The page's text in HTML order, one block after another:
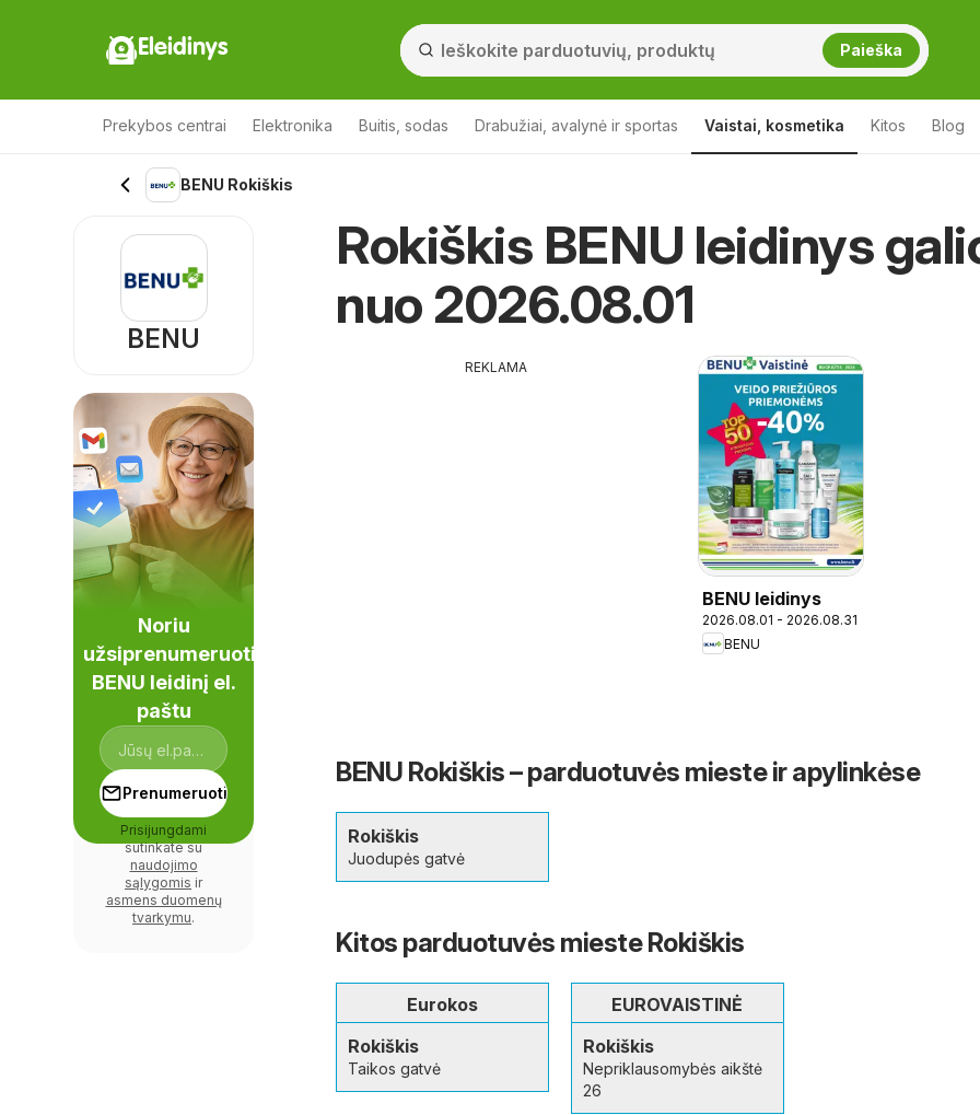
Eleidinys Paieška
Prekybos centrai Elektronika Buitis, sodas Drabužiai, avalynė ir sportas Vaistai, kosmetika Kitos Blog
BENU Rokiškis
Rokiškis BENU leidinys
nuo 2026.08.01
REKLAMA
BENU leidinys
2026.08.01 - 2026.08.31
BENU
BENU Rokiškis – parduotuvės mieste ir apylinkėse
Rokiškis
Juodupės gatvė
Kitos parduotuvės mieste Rokiškis
Eurokos
Rokiškis
Taikos gatvė
EUROVAISTINĖ
Rokiškis
Nepriklausomybės aikštė
26
BENU
Noriu
užsiprenumeruoti
BENU leidinį el.
paštu
Prenumeruoti
Prisijungdami
sutinkate su
naudojimo
sąlygomis ir
asmens duomenų
tvarkymu.